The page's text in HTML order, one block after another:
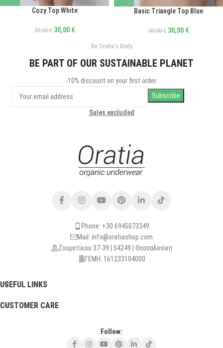
Cozy Top White
39,00€ 30,00 €
Basic Triangle Top Blue
39,00€ 30,00 €
Be Oratia's Body
BE PART OF OUR SUSTAINABLE PLANET
-10% discount on your first order.
Sales excluded
Phone: +30 6945073349
Mail: info@oratiashop.com
Ζουμετίκου 37-39 | 54249 | Θεσσαλονίκη
ΓΕΜΗ: 161233104000
USEFUL LINKS
CUSTOMER CARE
Follow: